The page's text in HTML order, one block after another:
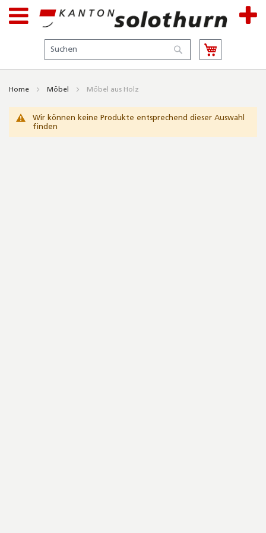
Suche
Suche
Home Möbel Möbel aus Holz
Wir können keine Produkte entsprechend dieser Auswahl
finden